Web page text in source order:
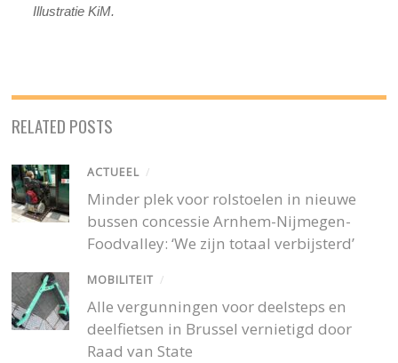
Illustratie KiM.
RELATED POSTS
ACTUEEL /
Minder plek voor rolstoelen in nieuwe
bussen concessie Arnhem-Nijmegen-
Foodvalley: ‘We zijn totaal verbijsterd’
MOBILITEIT /
Alle vergunningen voor deelsteps en
deelfietsen in Brussel vernietigd door
Raad van State